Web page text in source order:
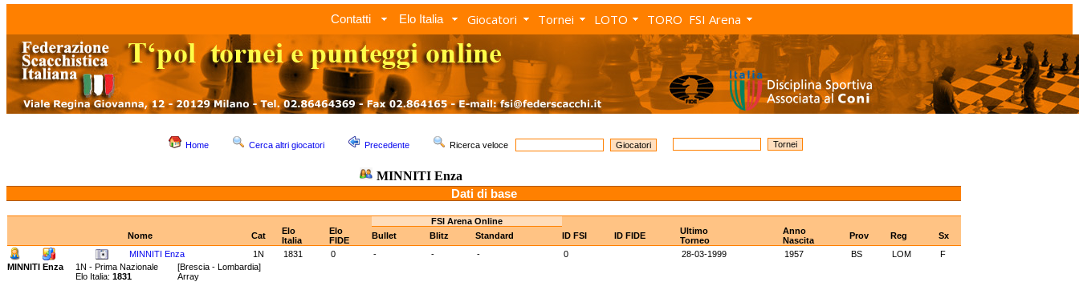
Contatti Elo Italia Giocatori Tornei LOTO TORO FSI Arena
Home Cerca altri giocatori Precedente Ricerca veloce
MINNITI Enza
Dati di base
FSI Arena Online
Nome
Cat
Elo
Italia
Elo
FIDE
Bullet Blitz Standard ID FSI ID FIDE
Ultimo
Torneo
Anno
Nascita
Prov Reg
Sx
MINNITI Enza
1N 1831 0 - - - 0 28-03-1999 1957 BS LOM
F
MINNITI Enza
1N - Prima Nazionale [Brescia - Lombardia]
Elo Italia: 1831 Array